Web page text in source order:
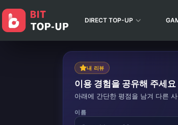
DIRECT TOP-UP
내 리뷰
이용 경험을 공유해 주세요
아래에 간단한 평점을 남겨 다른
이름